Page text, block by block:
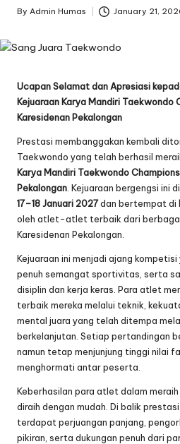
Posted
By Admin Humas January 21,
Ucapan Selamat dan Apresiasi
Kejuaraan Karya Mandiri Taekwondo
Karesidenan Pekalongan
Prestasi membanggakan kembali
Taekwondo yang telah berhasil
Karya Mandiri Taekwondo
Pekalongan . Kejuaraan bergengsi ini
17–18 Januari 2027dan bertempat di
oleh atlet-atlet terbaik dari berbagai
Karesidenan Pekalongan.
Kejuaraan ini menjadi ajang
penuh semangat sportivitas, serta
disiplin dan kerja keras. Para atlet
terbaik mereka melalui teknik,
mental juara yang telah ditempa
berkelanjutan. Setiap pertandingan
namun tetap menjunjung tinggi nilai
menghormati antar peserta.
Keberhasilan para atlet dalam
diraih dengan mudah. Di balik
terdapat perjuangan panjang,
pikiran, serta dukungan penuh dari